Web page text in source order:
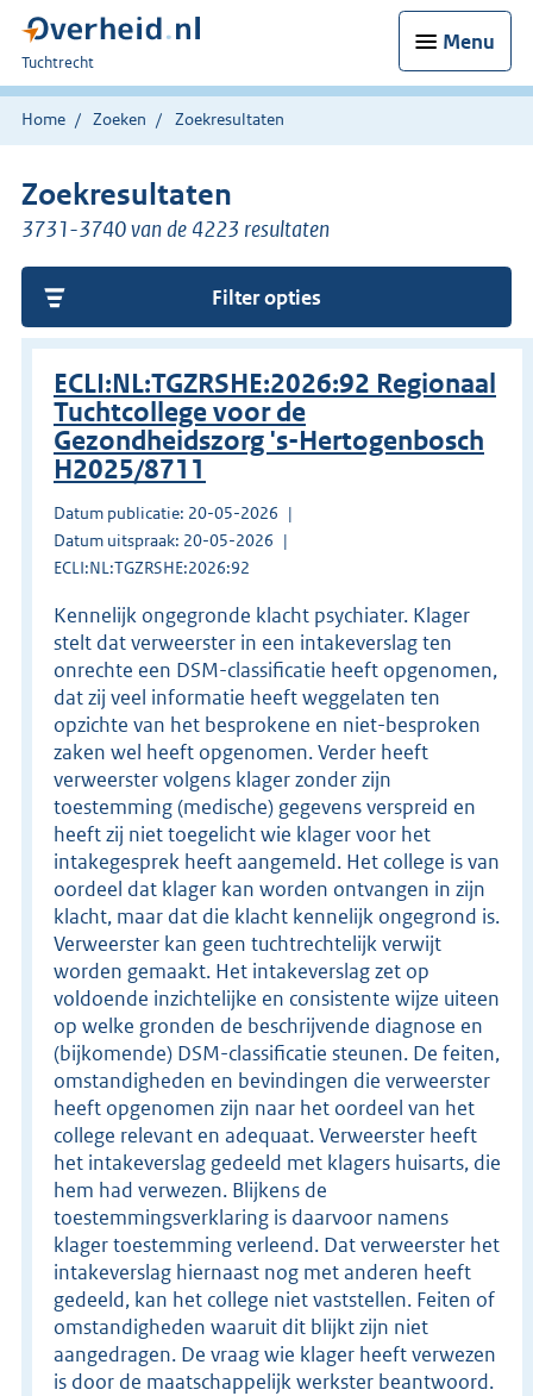
Menu
U
bent
hier:
Tuchtrecht
Home Zoeken Zoekresultaten
Zoekresultaten
3731-3740 van de 4223 resultaten
Filter opties
ECLI:NL:TGZRSHE:2026:92 Regionaal
Tuchtcollege voor de
Gezondheidszorg 's-Hertogenbosch
H2025/8711
Datum publicatie: 20-05-2026
Datum uitspraak: 20-05-2026
ECLI:NL:TGZRSHE:2026:92
Kennelijk ongegronde klacht psychiater. Klager
stelt dat verweerster in een intakeverslag ten
onrechte een DSM-classificatie heeft opgenomen,
dat zij veel informatie heeft weggelaten ten
opzichte van het besprokene en niet-besproken
zaken wel heeft opgenomen. Verder heeft
verweerster volgens klager zonder zijn
toestemming (medische) gegevens verspreid en
heeft zij niet toegelicht wie klager voor het
intakegesprek heeft aangemeld. Het college is van
oordeel dat klager kan worden ontvangen in zijn
klacht, maar dat die klacht kennelijk ongegrond is.
Verweerster kan geen tuchtrechtelijk verwijt
worden gemaakt. Het intakeverslag zet op
voldoende inzichtelijke en consistente wijze uiteen
op welke gronden de beschrijvende diagnose en
(bijkomende) DSM-classificatie steunen. De feiten,
omstandigheden en bevindingen die verweerster
heeft opgenomen zijn naar het oordeel van het
college relevant en adequaat. Verweerster heeft
het intakeverslag gedeeld met klagers huisarts, die
hem had verwezen. Blijkens de
toestemmingsverklaring is daarvoor namens
klager toestemming verleend. Dat verweerster het
intakeverslag hiernaast nog met anderen heeft
gedeeld, kan het college niet vaststellen. Feiten of
omstandigheden waaruit dit blijkt zijn niet
aangedragen. De vraag wie klager heeft verwezen
is door de maatschappelijk werkster beantwoord.